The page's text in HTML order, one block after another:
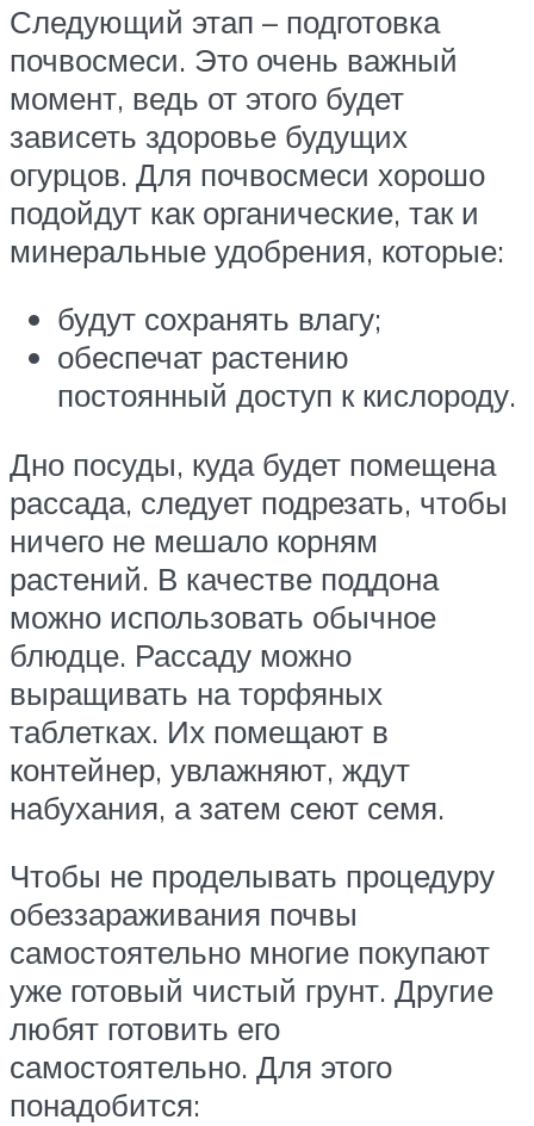
Следующий этап – подготовка
почвосмеси. Это очень важный
момент, ведь от этого будет
зависеть здоровье будущих
огурцов. Для почвосмеси хорошо
подойдут как органические, так и
минеральные удобрения, которые:
будут сохранять влагу;
обеспечат растению
постоянный доступ к кислороду.
Дно посуды, куда будет помещена
рассада, следует подрезать, чтобы
ничего не мешало корням
растений. В качестве поддона
можно использовать обычное
блюдце. Рассаду можно
выращивать на торфяных
таблетках. Их помещают в
контейнер, увлажняют, ждут
набухания, а затем сеют семя.
Чтобы не проделывать процедуру
обеззараживания почвы
самостоятельно многие покупают
уже готовый чистый грунт. Другие
любят готовить его
самостоятельно. Для этого
понадобится: